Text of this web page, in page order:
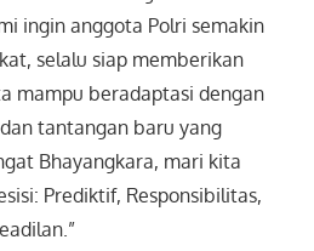
ingin anggota Polri semakin
selalu siap memberikan
mampu beradaptasi dengan
tantangan baru yang
Bhayangkara, mari kita
Prediktif, Responsibilitas,